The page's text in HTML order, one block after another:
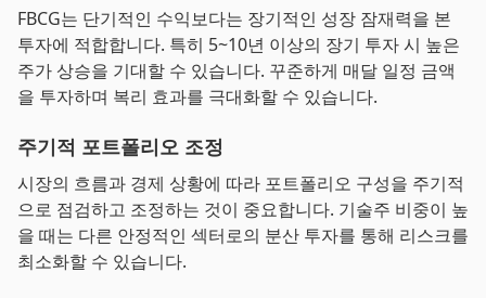
FBCG는 단기적인 수익보다는 장기적인 성장 잠재력을 본
투자에 적합합니다. 특히 5~10년 이상의 장기 투자 시 높은
주가 상승을 기대할 수 있습니다. 꾸준하게 매달 일정 금액
을 투자하며 복리 효과를 극대화할 수 있습니다.
주기적 포트폴리오 조정
시장의 흐름과 경제 상황에 따라 포트폴리오 구성을 주기적
으로 점검하고 조정하는 것이 중요합니다. 기술주 비중이 높
을 때는 다른 안정적인 섹터로의 분산 투자를 통해 리스크를
최소화할 수 있습니다.